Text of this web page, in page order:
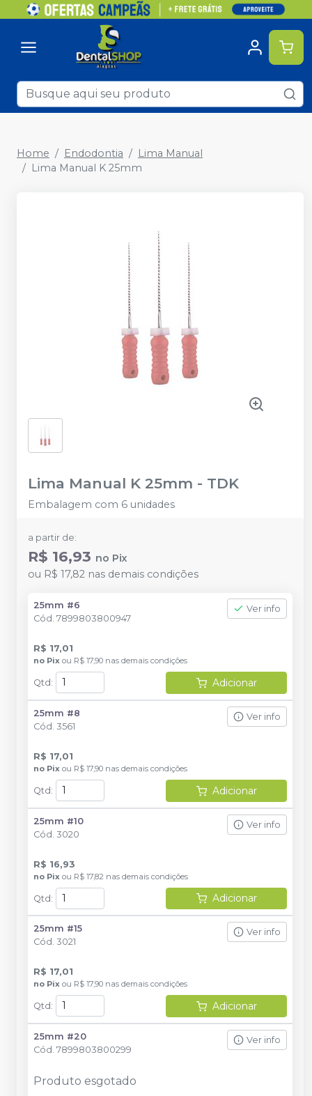
Home Endodontia
Lima Manual
Lima Manual K 25mm
Lima Manual K 25mm - TDK
Embalagem com 6 unidades
a partir de:
R$ 16,93 no Pix
ou R$ 17,82 nas demais condições
25mm #6
Cód. 7899803800947
Ver info
R$ 17,01
no Pix ou R$ 17,90 nas demais condições
Qtd : Adicionar
25mm #8
Cód. 3561
Ver info
R$ 17,01
no Pix ou R$ 17,90 nas demais condições
Qtd : Adicionar
25mm #10
Cód. 3020
Ver info
R$ 16,93
no Pix ou R$ 17,82 nas demais condições
Qtd: Adicionar
25mm #15
Cód. 3021
Ver info
R$ 17,01
no Pix ou R$ 17,90 nas demais condições
Qtd : Adicionar
25mm #20
Cód. 7899803800299
Ver info
Produto esgotado